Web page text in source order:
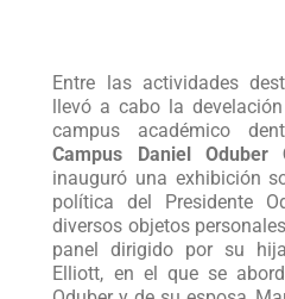
Entre las actividades
llevó a cabo la
campus académico
Campus Daniel Oduber
inauguró una exhibición
política del Presidente
diversos objetos
panel dirigido por su
Elliott, en el que se